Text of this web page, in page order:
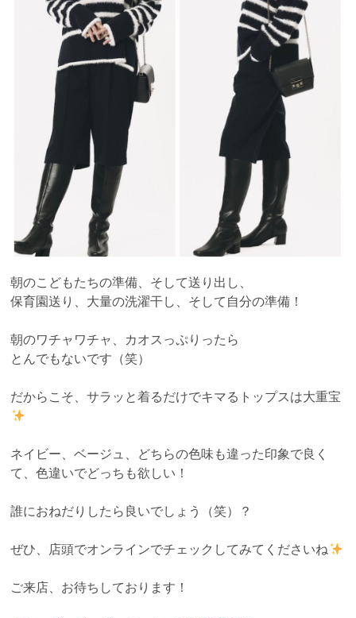
朝のこどもたちの準備、そして送り出し、
保育園送り、大量の洗濯干し、そして自分の準備！
朝のワチャワチャ、カオスっぷりったら
とんでもないです（笑）
だからこそ、サラッと着るだけでキマるトップスは大重宝
ネイビー、ベージュ、どちらの色味も違った印象で良く
て、色違いでどっちも欲しい！
誰におねだりしたら良いでしょう（笑）？
ぜひ、店頭でオンラインでチェックしてみてくださいね
ご来店、お待ちしております！